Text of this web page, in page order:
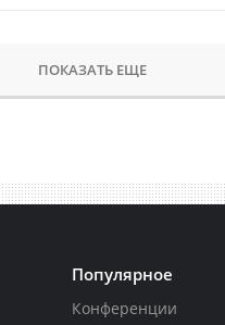
ПОКАЗАТЬ ЕЩЕ
Популярное
Конференции